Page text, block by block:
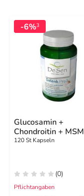
-6%3
Glucosamin +
Chondroitin + MSM
Kapseln
120 St Kapseln
(0)
Pflichtangaben